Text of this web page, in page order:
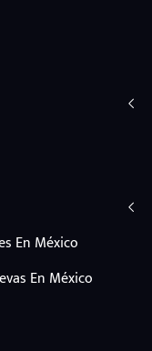
En México
En México